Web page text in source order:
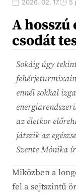
2026. 02. 17. 5
A
csodát
Sokáig úgy
ennél sokkal
az életkor
játszik az
Szente Mónika
Miközben a
fel a sejtszintű